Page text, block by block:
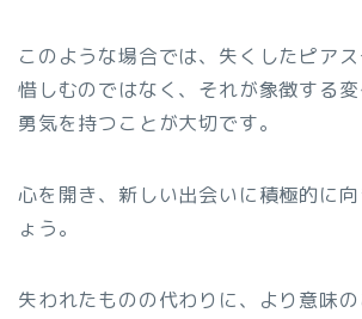
このような場合では、失くしたピア
惜しむのではなく、それが象徴する
勇気を持つことが大切です。
心を開き、新しい出会いに積極的に
ょう。
失われたものの代わりに、より意味